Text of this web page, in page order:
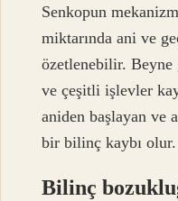
Senkopun
miktarında ani ve
özetlenebilir. Beyne
ve çeşitli işlevler
aniden başlayan ve
bir bilinç kaybı olur.
Bilinç